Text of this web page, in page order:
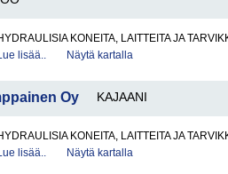
KONEITA, LAITTEITA JA
lisää..
Näytä kartalla
Oy KAJAANI
KONEITA, LAITTEITA JA
lisää..
Näytä kartalla